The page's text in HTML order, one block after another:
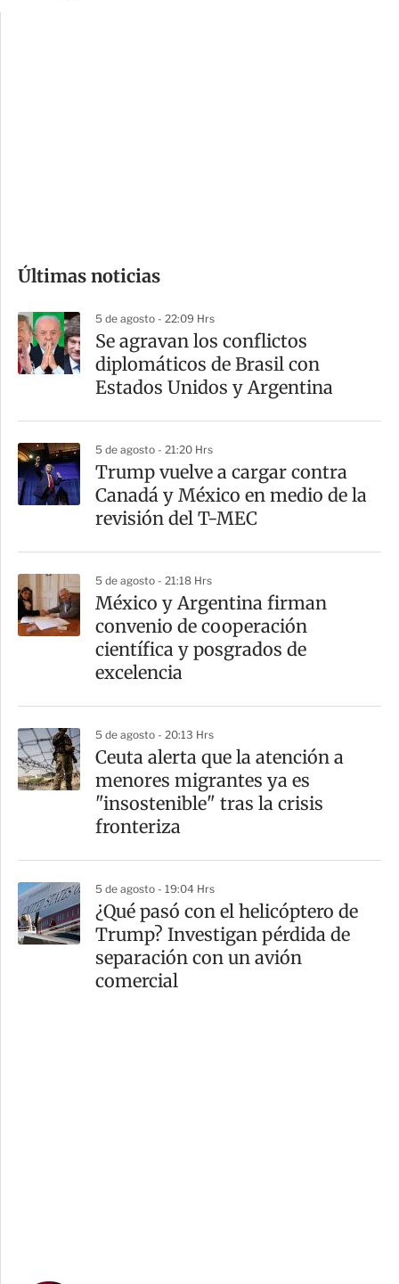
m
a
r
t
Últimas noticias
5 de agosto - 22:09 Hrs
Se agravan los conflictos
diplomáticos de Brasil con
Estados Unidos y Argentina
5 de agosto - 21:20 Hrs
Trump vuelve a cargar contra
Canadá y México en medio de la
revisión del T-MEC
5 de agosto - 21:18 Hrs
México y Argentina firman
convenio de cooperación
científica y posgrados de
excelencia
5 de agosto - 20:13 Hrs
Ceuta alerta que la atención a
menores migrantes ya es
"insostenible" tras la crisis
fronteriza
5 de agosto - 19:04 Hrs
¿Qué pasó con el helicóptero de
Trump? Investigan pérdida de
separación con un avión
comercial